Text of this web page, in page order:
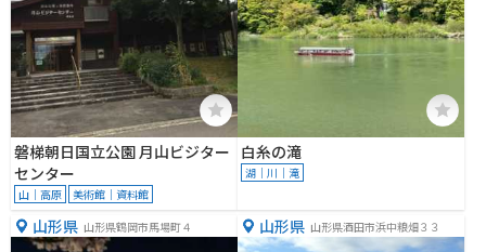
磐梯朝日国立公園 月山ビジター
センター
山｜高原 美術館｜資料館
白糸の滝
湖｜川｜滝
山形県 山形県鶴岡市馬場町４ 山形県 山形県酒田市浜中粮畑３３